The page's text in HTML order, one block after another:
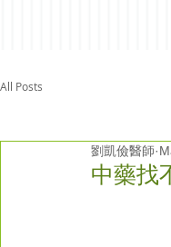
All Posts
中藥找
劉凱儉醫師